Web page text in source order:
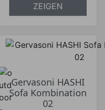
ZEIGEN
Gervasoni HASHI
Sofa Kombination
02